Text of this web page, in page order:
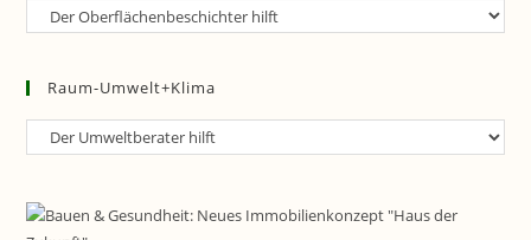
Raum-
Raum-Umwelt+Klima
Raum-